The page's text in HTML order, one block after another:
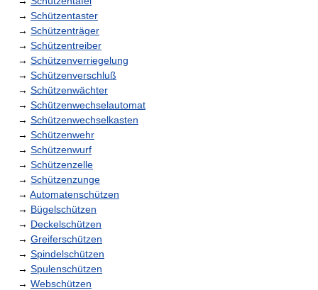
→ Schützentaster
→ Schützenträger
→ Schützentreiber
→ Schützenverriegelung
→ Schützenverschluß
→ Schützenwächter
→ Schützenwechselautomat
→ Schützenwechselkasten
→ Schützenwehr
→ Schützenwurf
→ Schützenzelle
→ Schützenzunge
→ Automatenschützen
→ Bügelschützen
→ Deckelschützen
→ Greiferschützen
→ Spindelschützen
→ Spulenschützen
→ Webschützen